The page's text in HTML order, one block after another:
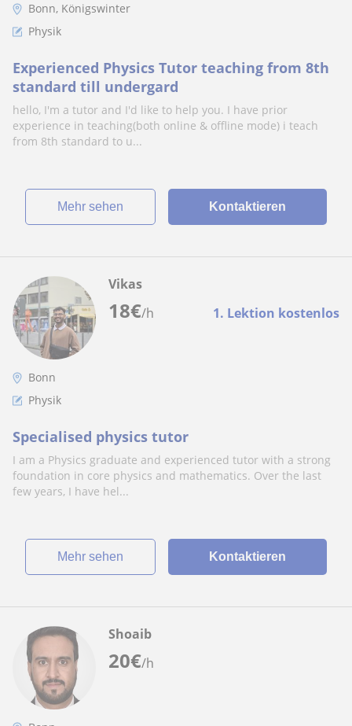
Bonn, Königswinter
Physik
Experienced Physics Tutor teaching from 8th
standard till undergard
hello, I'm a tutor and I'd like to help you. I have prior
experience in teaching(both online & offline mode) i teach
from 8th standard to u...
Mehr sehen Kontaktieren
18€/h 1. Lektion kostenlos
Vikas
Bonn
Physik
Specialised physics tutor
I am a Physics graduate and experienced tutor with a strong
foundation in core physics and mathematics. Over the last
few years, I have hel...
Mehr sehen Kontaktieren
20€/h
Shoaib